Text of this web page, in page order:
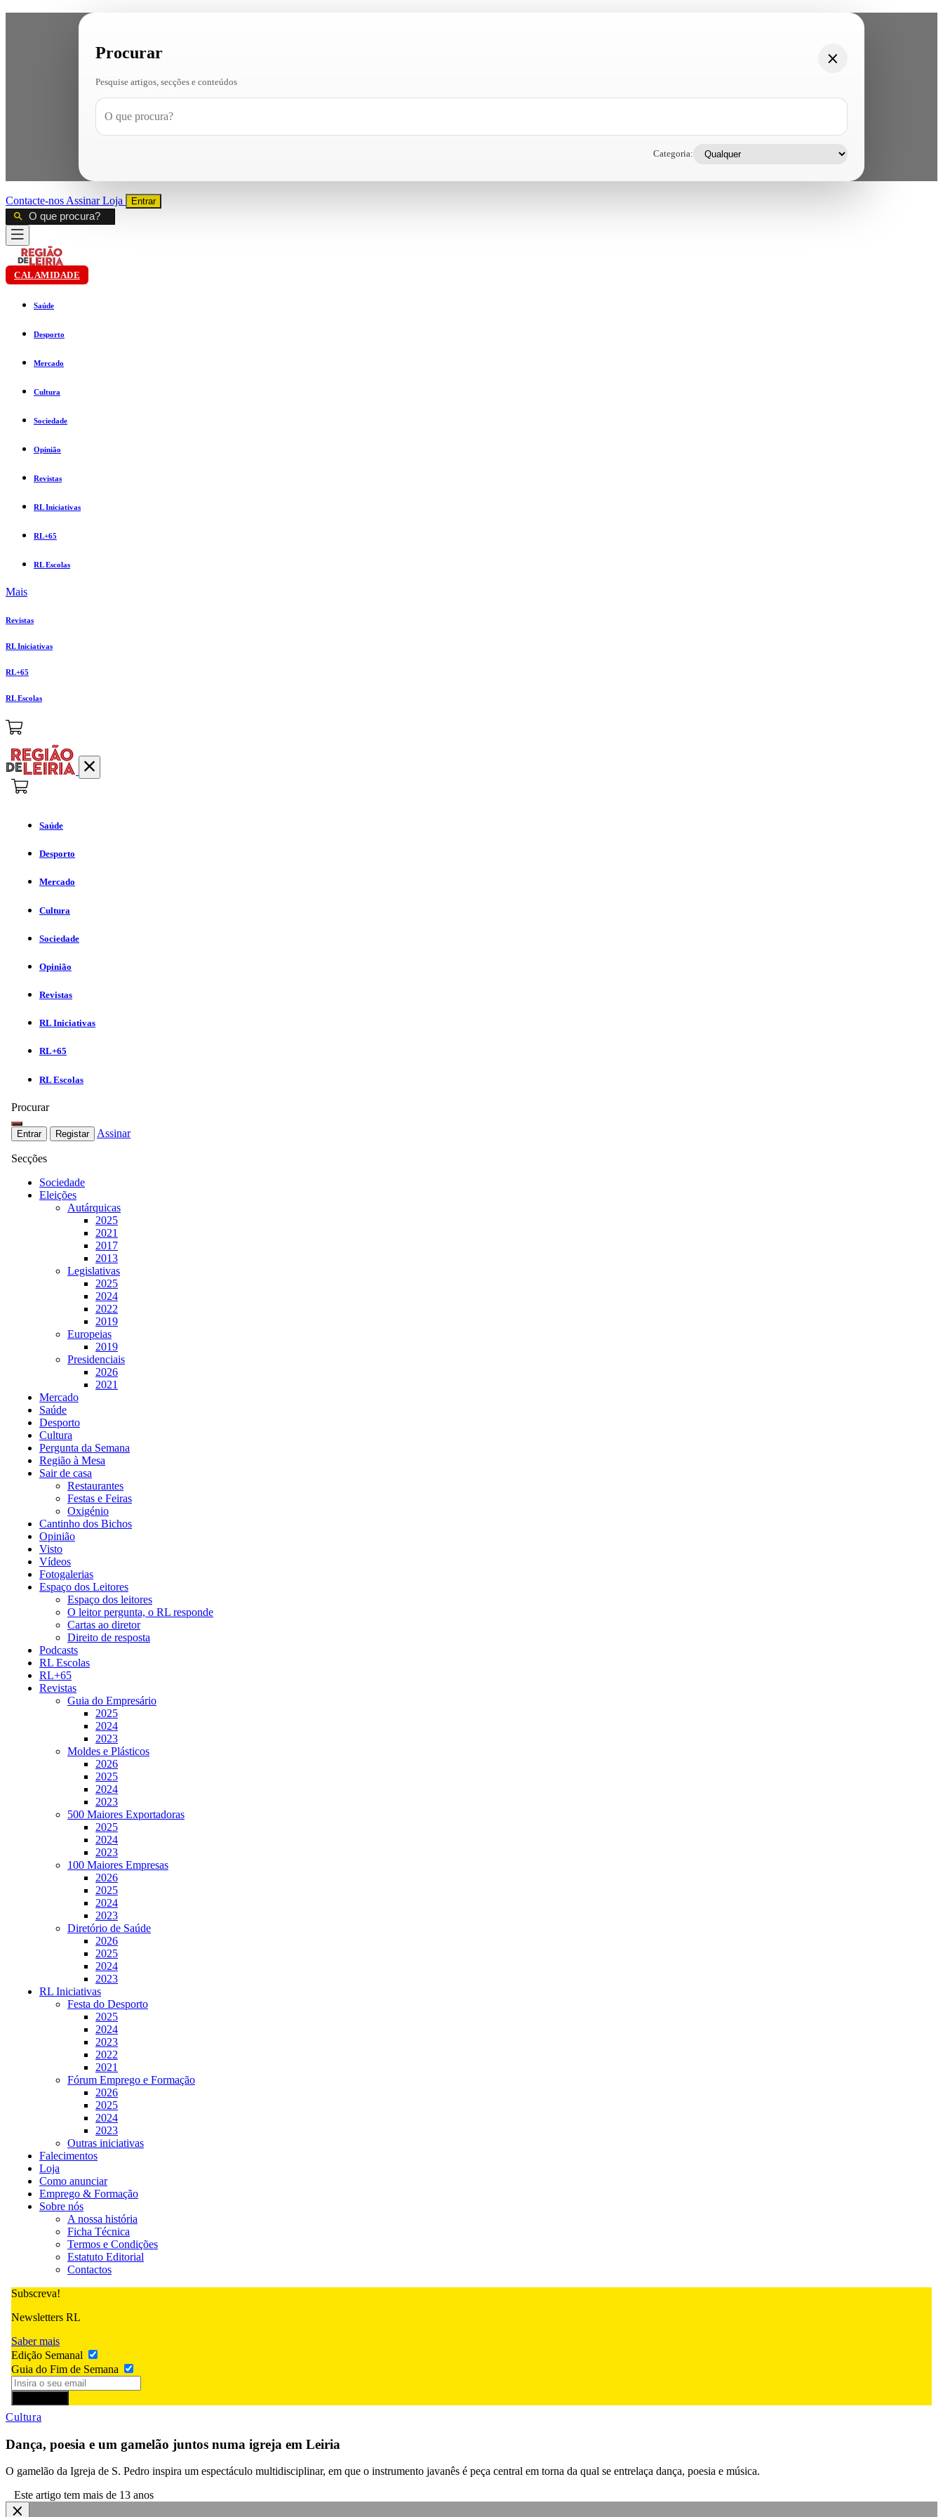
Procurar
Pesquise artigos, secções e conteúdos
Categoria:
Contacte-nos AssinarLoja Entrar
CALAMIDADE
Saúde
Desporto
Mercado
Cultura
Sociedade
Opinião
Revistas
RL Iniciativas
RL+65
RL Escolas
Mais
Revistas
RL Iniciativas
RL+65
RL Escolas
Saúde
Desporto
Mercado
Cultura
Sociedade
Opinião
Revistas
RL Iniciativas
RL+65
RL Escolas
Procurar
Entrar Registar Assinar
Secções
Sociedade
Eleições
Autárquicas
2025
2021
2017
2013
Legislativas
2025
2024
2022
2019
Europeias
2019
Presidenciais
2026
2021
Mercado
Saúde
Desporto
Cultura
Pergunta da Semana
Região à Mesa
Sair de casa
Restaurantes
Festas e Feiras
Oxigénio
Cantinho dos Bichos
Opinião
Visto
Vídeos
Fotogalerias
Espaço dos Leitores
Espaço dos leitores
O leitor pergunta, o RL responde
Cartas ao diretor
Direito de resposta
Podcasts
RL Escolas
RL+65
Revistas
Guia do Empresário
2025
2024
2023
Moldes e Plásticos
2026
2025
2024
2023
500 Maiores Exportadoras
2025
2024
2023
100 Maiores Empresas
2026
2025
2024
2023
Diretório de Saúde
2026
2025
2024
2023
RL Iniciativas
Festa do Desporto
2025
2024
2023
2022
2021
Fórum Emprego e Formação
2026
2025
2024
2023
Outras iniciativas
Falecimentos
Loja
Como anunciar
Emprego & Formação
Sobre nós
A nossa história
Ficha Técnica
Termos e Condições
Estatuto Editorial
Contactos
Subscreva!
Newsletters RL
Saber mais
Edição Semanal
Guia do Fim de Semana
Cultura
Dança, poesia e um gamelão juntos numa igreja em Leiria
O gamelão da Igreja de S. Pedro inspira um espectáculo multidisciplinar, em que o instrumento javanês é peça central em torna da qual se entrelaça dança, poesia e música.
Este artigo tem mais de 13 anos